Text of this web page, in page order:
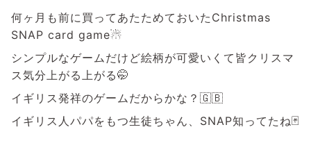
何ヶ月も前に買ってあたためておいたChristmas
SNAP card game☃︎
シンプルなゲームだけど絵柄が可愛いくて皆クリスマ
ス気分上がる上がる🤭
イギリス発祥のゲームだからかな？🇬🇧
イギリス人パパをもつ生徒ちゃん、SNAP知ってたね🃏